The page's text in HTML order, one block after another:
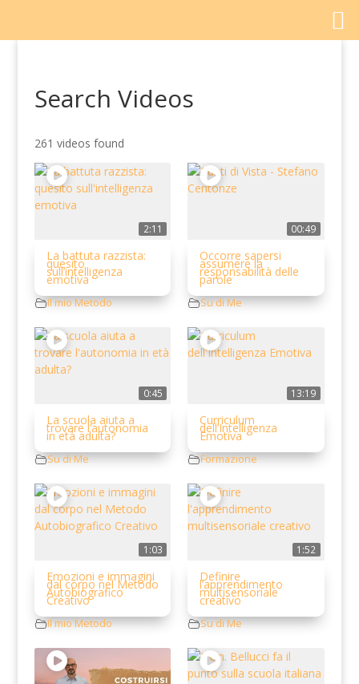
Search Videos
261 videos found
2:11
La battuta razzista:
quesito
sull’intelligenza
emotiva
Il mio Metodo
00:49
Occorre sapersi
assumere la
responsabilità delle
parole
Su di Me
0:45
La scuola aiuta a
trovare l’autonomia
in età adulta?
Su di Me
13:19
Curriculum
dell’Intelligenza
Emotiva
Formazione
1:03
Emozioni e immagini
dal corpo nel Metodo
Autobiografico
Creativo
Il mio Metodo
1:52
Definire
l’apprendimento
multisensoriale
creativo
Su di Me